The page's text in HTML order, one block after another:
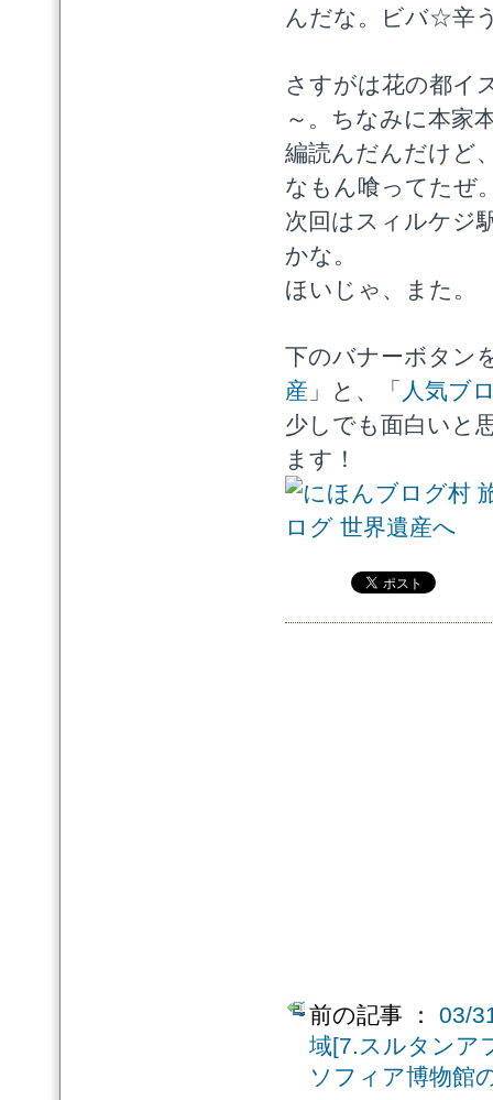
んだな。ビバ☆辛
さすがは花の都イ
～。ちなみに本家
編読んだんだけど
なもん喰ってたぜ
次回はスィルケジ
かな。
ほいじゃ、また。
下のバナーボタン
産 」と、「 人気ブ
少しでも面白いと
ます！
前の記事 ： 03/
域[7.スルタンア
ソフィア博物館